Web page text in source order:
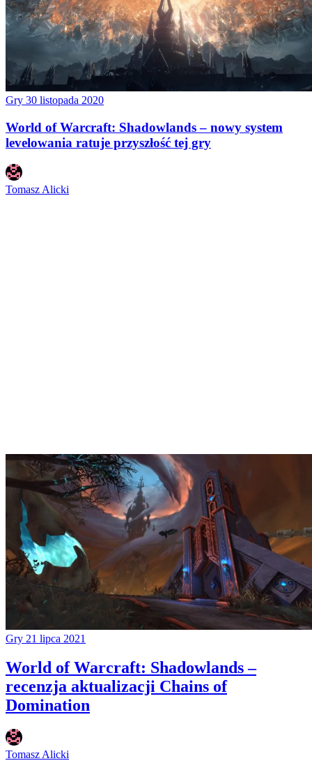
Gry 30 listopada 2020
World of Warcraft: Shadowlands – nowy system
levelowania ratuje przyszłość tej gry
Tomasz Alicki
Gry 21 lipca 2021
World of Warcraft: Shadowlands –
recenzja aktualizacji Chains of
Domination
Tomasz Alicki